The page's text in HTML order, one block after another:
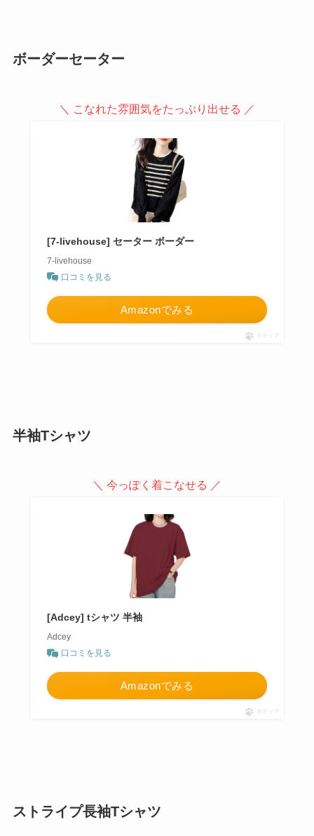
ボーダーセーター
＼ こなれた雰囲気をたっぷり出せる ／
[7-livehouse] セーター ボーダー
7-livehouse
口コミを見る
Amazonでみる
ポチップ
半袖Tシャツ
＼ 今っぽく着こなせる ／
[Adcey] tシャツ 半袖
Adcey
口コミを見る
Amazonでみる
ポチップ
ストライプ長袖Tシャツ